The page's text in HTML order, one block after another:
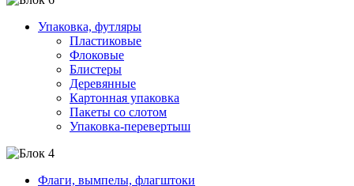
Упаковка, футляры
Пластиковые
Флоковые
Блистеры
Деревянные
Картонная упаковка
Пакеты со слотом
Упаковка-перевертыш
Флаги, вымпелы, флагштоки